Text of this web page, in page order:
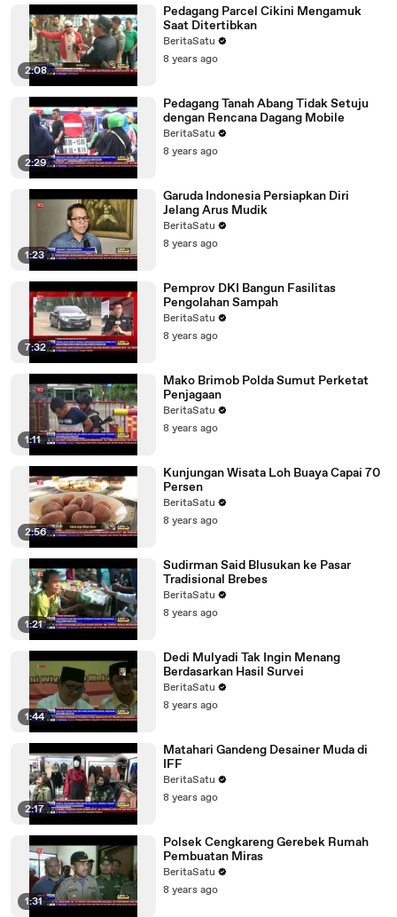
2:08
Pedagang Parcel Cikini Mengamuk
Saat Ditertibkan
BeritaSatu
8 years ago
2:29
Pedagang Tanah Abang Tidak Setuju
dengan Rencana Dagang Mobile
BeritaSatu
8 years ago
1:23
Garuda Indonesia Persiapkan Diri
Jelang Arus Mudik
BeritaSatu
8 years ago
7:32
Pemprov DKI Bangun Fasilitas
Pengolahan Sampah
BeritaSatu
8 years ago
1:11
Mako Brimob Polda Sumut Perketat
Penjagaan
BeritaSatu
8 years ago
2:56
Kunjungan Wisata Loh Buaya Capai 70
Persen
BeritaSatu
8 years ago
1:21
Sudirman Said Blusukan ke Pasar
Tradisional Brebes
BeritaSatu
8 years ago
1:44
Dedi Mulyadi Tak Ingin Menang
Berdasarkan Hasil Survei
BeritaSatu
8 years ago
2:17
Matahari Gandeng Desainer Muda di
IFF
BeritaSatu
8 years ago
1:31
Polsek Cengkareng Gerebek Rumah
Pembuatan Miras
BeritaSatu
8 years ago